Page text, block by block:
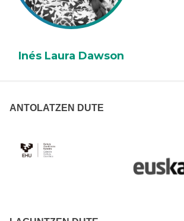
Inés Laura Dawson
ANTOLATZEN DUTE